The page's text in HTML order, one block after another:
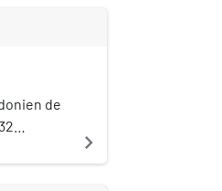
de
Une
navigate_next